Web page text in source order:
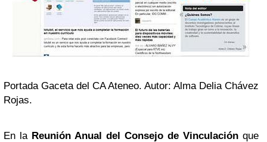
Portada Gaceta del CA Ateneo. Autor: Alma Delia Chávez
Rojas.
En la Reunión Anual del Consejo de Vinculación que